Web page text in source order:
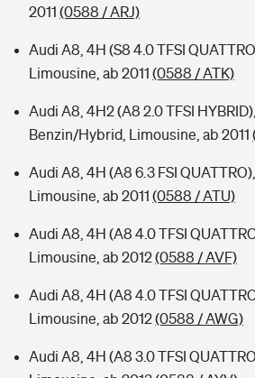
2011 (0588 / ARJ)
Audi A8, 4H (S8 4.0 TFSI
Limousine, ab 2011 (0588 / ATK)
Audi A8, 4H2 (A8 2.0 TFSI
Benzin/Hybrid, Limousine, ab 2011
Audi A8, 4H (A8 6.3 FSI
Limousine, ab 2011 (0588 / ATU)
Audi A8, 4H (A8 4.0 TFSI
Limousine, ab 2012(0588 / AVF)
Audi A8, 4H (A8 4.0 TFSI
Limousine, ab 2012(0588 / AWG)
Audi A8, 4H (A8 3.0 TFSI